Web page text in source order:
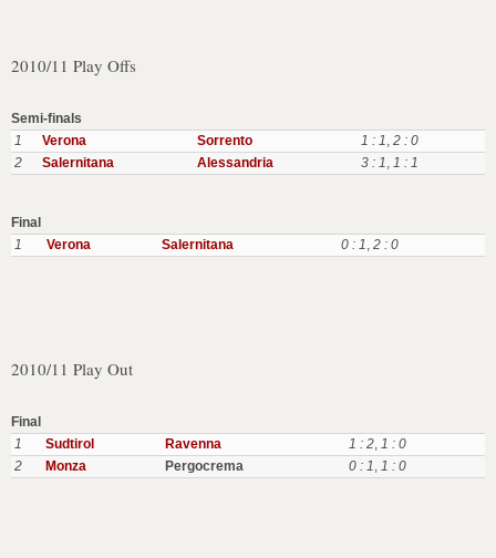
2010/11 Play Offs
Semi-finals
1
Verona Sorrento 1 : 1, 2 : 0
2
Salernitana Alessandria 3 : 1, 1 : 1
Final
1
Verona Salernitana 0 : 1, 2 : 0
2010/11 Play Out
Final
1
Sudtirol Ravenna 1 : 2, 1 : 0
2
Monza Pergocrema 0 : 1, 1 : 0